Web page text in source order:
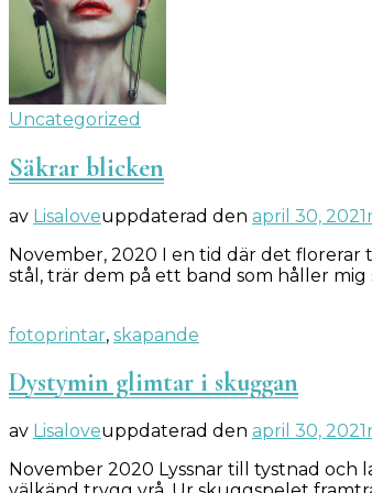
Uncategorized
Säkrar blicken
av Lisaloveuppdaterad den april 30, 2021
November, 2020 I en tid där det
stål, trär dem på ett band som håller
fotoprintar, skapande
Dystymin glimtar i skuggan
av Lisaloveuppdaterad den april 30, 2021
November 2020 Lyssnar till tystnad och